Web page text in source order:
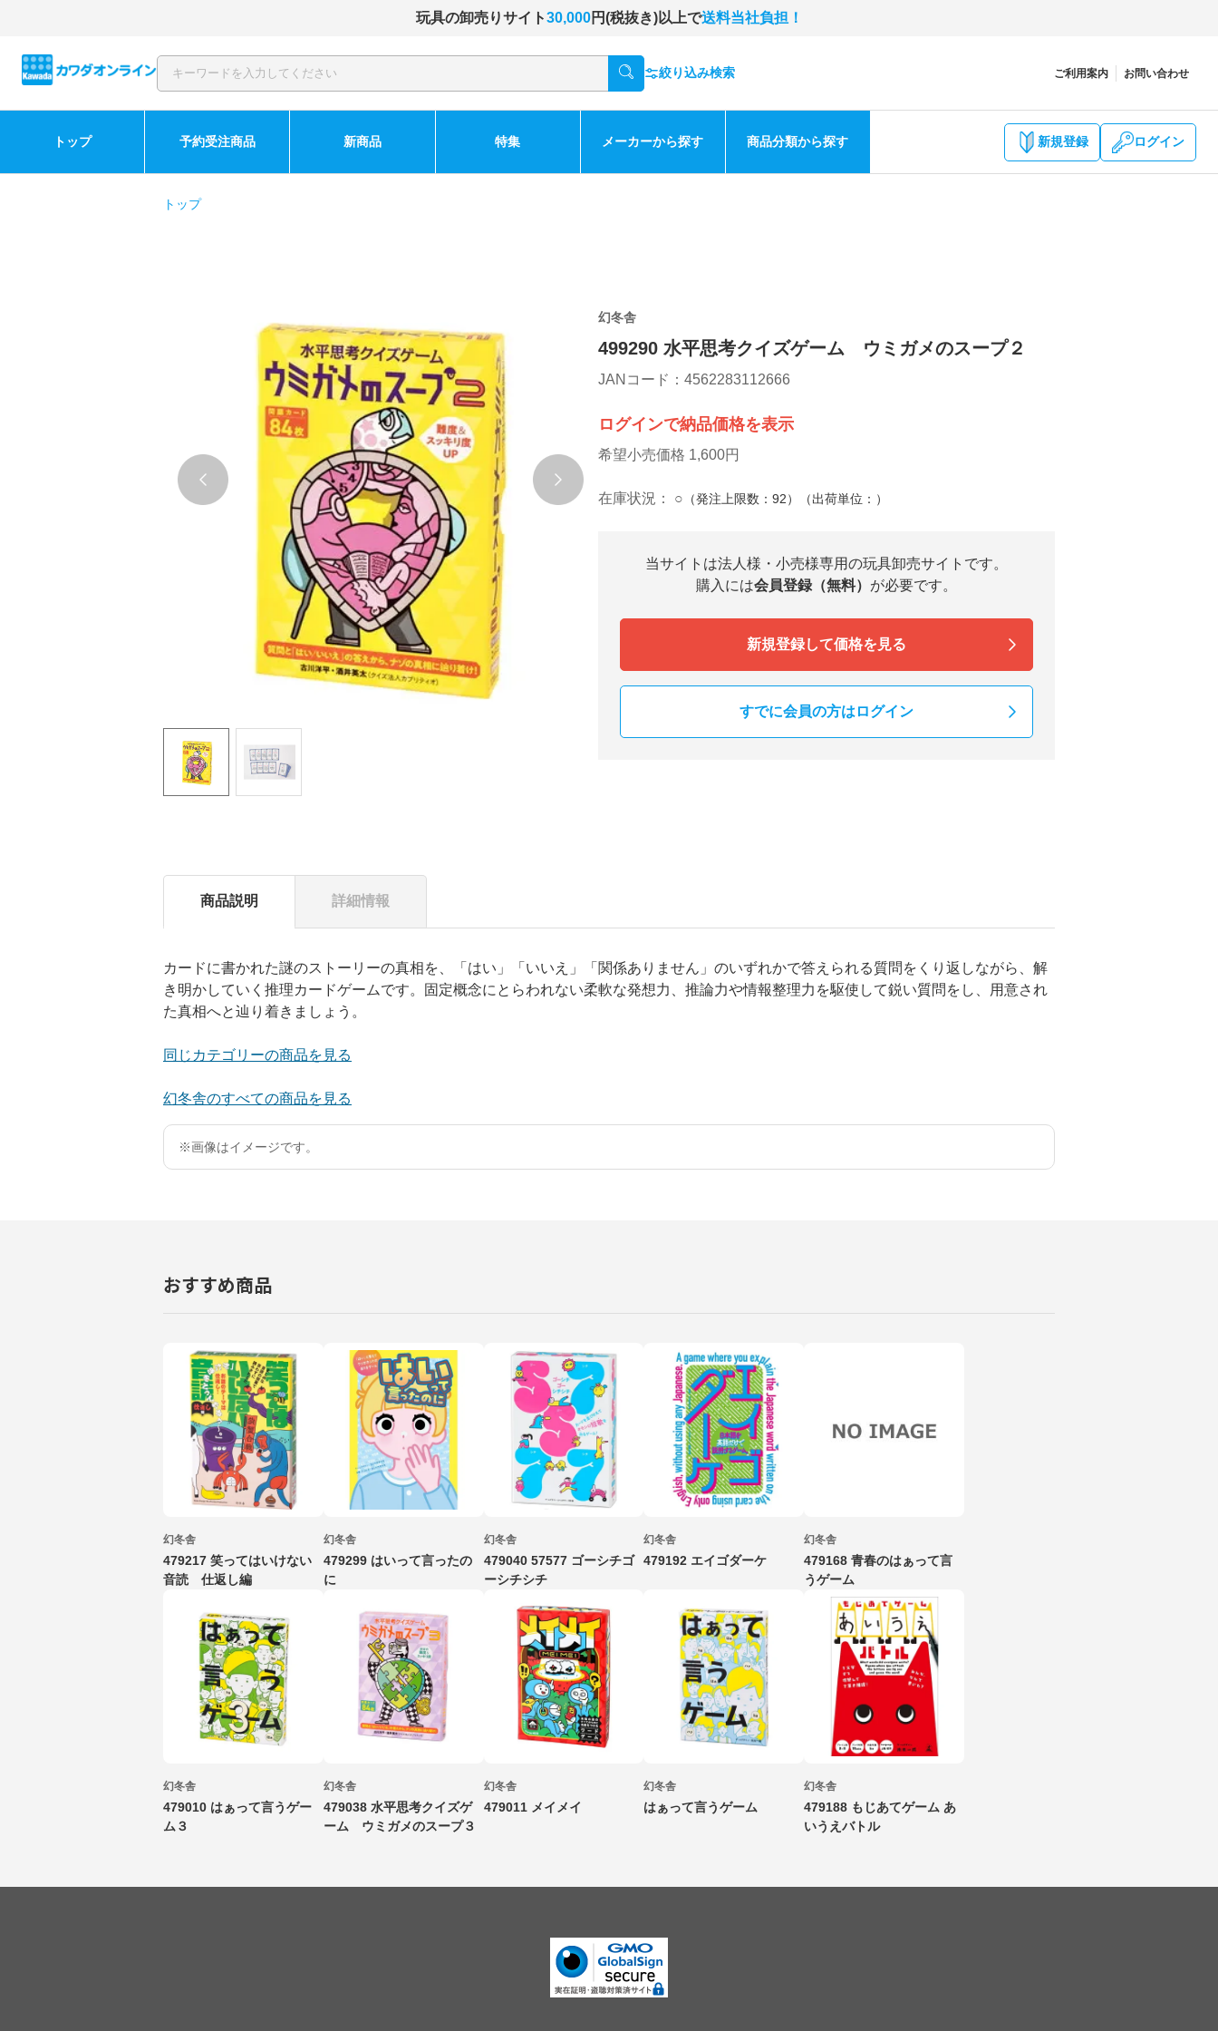
玩具の卸売りサイト30,000円(税抜き)以上で送料当社負担！
絞り込み検索 ご利用案内 お問い合わせ
トップ 予約受注商品 新商品 特集 メーカーから探す 商品分類から探す 新規登録 ログイン
トップ
幻冬舎
499290 水平思考クイズゲーム ウミガメのスープ２
JANコード：4562283112666
ログインで納品価格を表示
希望小売価格 1,600円
在庫状況： ○ （発注上限数：92）（出荷単位：）
当サイトは法人様・小売様専用の玩具卸売サイトです。
購入には会員登録（無料） が必要です。
新規登録して価格を見る
すでに会員の方はログイン
商品説明 詳細情報
カードに書かれた謎のストーリーの真相を、「はい」「いいえ」「関係ありません」のいずれかで答えられる質問をくり返しながら、解
き明かしていく推理カードゲームです。固定概念にとらわれない柔軟な発想力、推論力や情報整理力を駆使して鋭い質問をし、用意され
た真相へと辿り着きましょう。
同じカテゴリーの商品を見る
幻冬舎のすべての商品を見る
※画像はイメージです。
おすすめ商品
幻冬舎
479217 笑ってはいけない
音読 仕返し編
幻冬舎
479299 はいって言ったの
に
幻冬舎
479040 57577 ゴーシチゴ
ーシチシチ
幻冬舎
479192 エイゴダーケ
幻冬舎
479168 青春のはぁって言
うゲーム
幻冬舎
479010 はぁって言うゲー
ム３
幻冬舎
479038 水平思考クイズゲ
ーム ウミガメのスープ３
幻冬舎
479011 メイメイ
幻冬舎
はぁって言うゲーム
幻冬舎
479188 もじあてゲーム あ
いうえバトル